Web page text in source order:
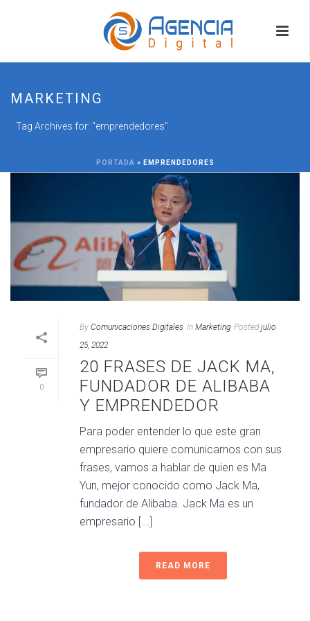
MARKETING
Tag Archives for: "emprendedores"
PORTADA » EMPRENDEDORES
0
By Comunicaciones Digitales In Marketing Posted julio
25, 2022
20 FRASES DE JACK MA,
FUNDADOR DE ALIBABA
Y EMPRENDEDOR
Para poder entender lo que este gran
empresario quiere comunicarnos con sus
frases, vamos a hablar de quien es Ma
Yun, mejor conocido como Jack Ma,
fundador de Alibaba. Jack Ma es un
empresario [...]
READ MORE